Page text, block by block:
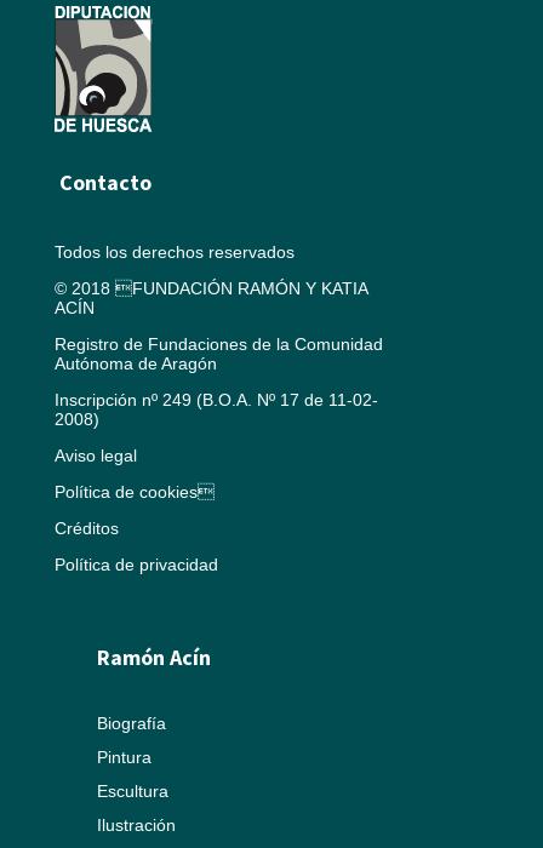
Contacto
Todos los derechos reservados
© 2018 FUNDACIÓN RAMÓN Y KATIA
ACÍN
Registro de Fundaciones de la Comunidad
Autónoma de Aragón
Inscripción nº 249 (B.O.A. Nº 17 de 11-02-
2008)
Aviso legal
Política de cookies
Créditos
Política de privacidad
Ramón Acín
Biografía
Pintura
Escultura
Ilustración